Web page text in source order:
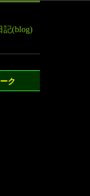
記(blog)